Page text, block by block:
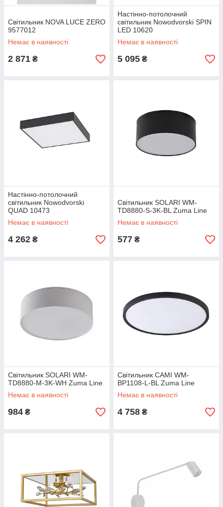
Світильник NOVA LUCE ZERO
9577012
Немає в наявності
2 871 ₴
Настінно-потолочний
світильник Nowodvorski SPIN
LED 10620
Немає в наявності
5 095 ₴
Настінно-потолочний
світильник Nowodvorski
QUAD 10473
Немає в наявності
4 262 ₴
Світильник SOLARI WM-
TD8880-S-3K-BL Zuma Line
Немає в наявності
577 ₴
Світильник SOLARI WM-
TD8880-M-3K-WH Zuma Line
Немає в наявності
984 ₴
Світильник CAMI WM-
BP1108-L-BL Zuma Line
Немає в наявності
4 758 ₴